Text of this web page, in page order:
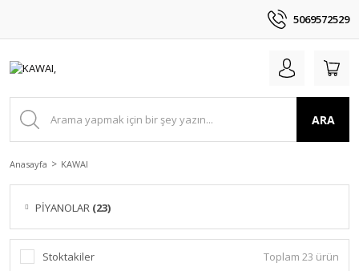
5069572529
ARA
Anasayfa KAWAI
PİYANOLAR (23)
Stoktakiler Toplam 23 ürün